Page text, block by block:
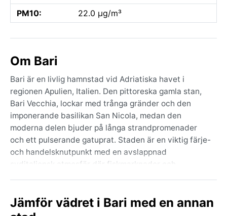
PM10:
22.0 µg/m³
Om Bari
Bari är en livlig hamnstad vid Adriatiska havet i
regionen Apulien, Italien. Den pittoreska gamla stan,
Bari Vecchia, lockar med trånga gränder och den
imponerande basilikan San Nicola, medan den
moderna delen bjuder på långa strandpromenader
och ett pulserande gatuprat. Staden är en viktig färje-
och handelsknutpunkt med en avslappnad
syditaliensk atmosfär där fiskmarknader och
ger en känsla av medelhavets lugn.
Jämför vädret i Bari med en annan